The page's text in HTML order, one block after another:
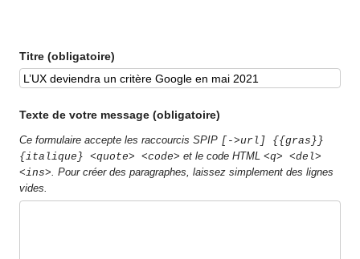
Titre (obligatoire)
Texte de votre message (obligatoire)
Ce formulaire accepte les raccourcis SPIP [->url] {{gras}}
{italique} <quote> <code> et le code HTML<q> <del>
<ins> . Pour créer des paragraphes, laissez simplement des lignes
vides.